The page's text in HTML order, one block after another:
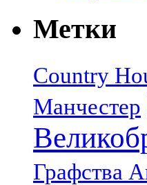
Метки
Country
Манчестер
Графства